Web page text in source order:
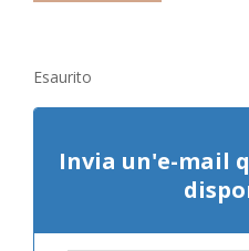
Esaurito
Invia un'e-mail